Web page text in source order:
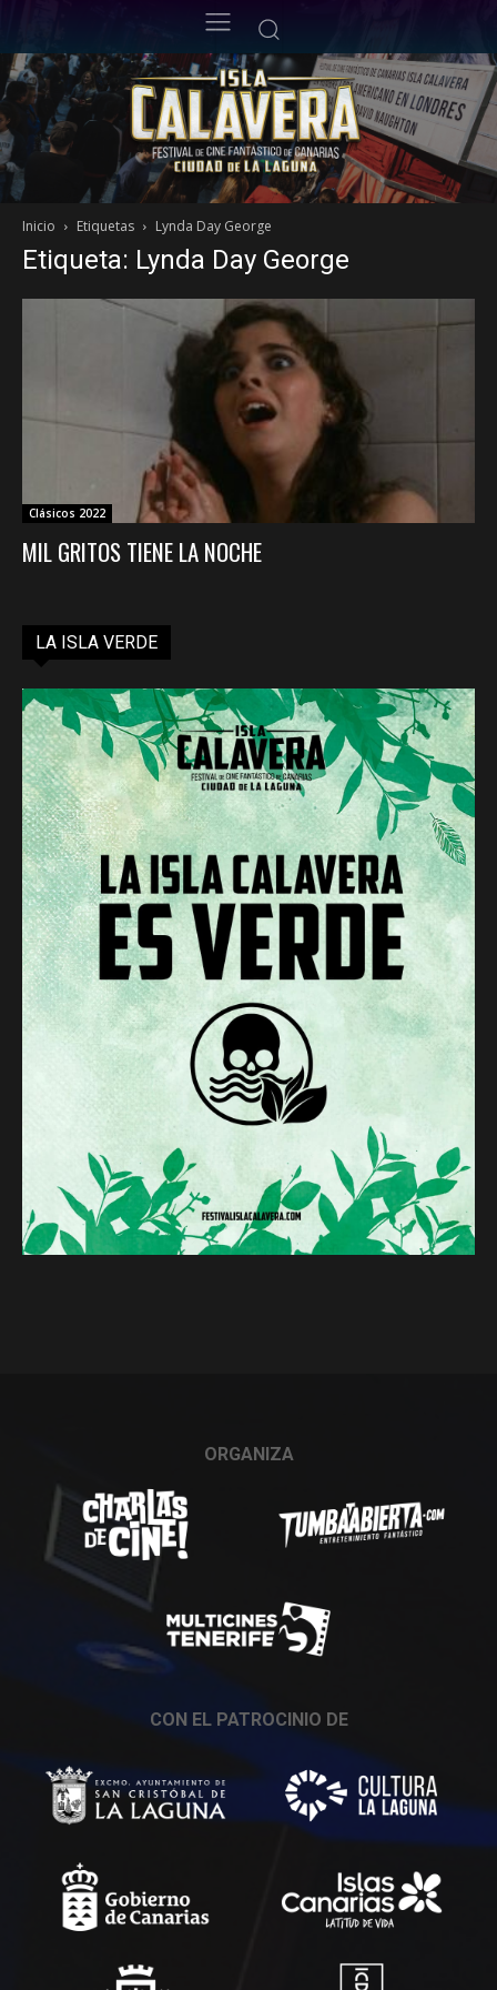
Inicio Etiquetas Lynda Day George
Etiqueta: Lynda Day George
Clásicos 2022
MIL GRITOS TIENE LA NOCHE
LA ISLA VERDE
ORGANIZA
CON EL PATROCINIO DE